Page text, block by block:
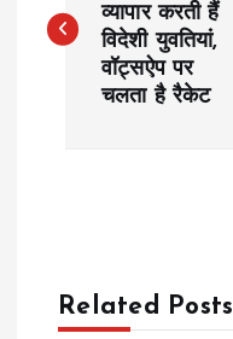
s
v
व्यापार करती हैं
विदेशी युवतियां,
वॉट्सऐप पर
चलता है रैकेट
Related Posts